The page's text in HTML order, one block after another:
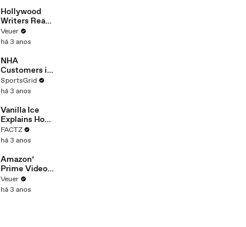
Hollywood
Writers Reach
‘Tentative
Agreement’
After 146 Day
Strike
Veuer
há 3 anos
NHA
Customers in
Limbo as
Company
Potential
Merger
SportsGrid
há 3 anos
Vanilla Ice
Explains How
the 90’s
Shaped
FACTZ
há 3 anos
Amazon’
Prime Video
Will Show
Commercials
Veuer
há 3 anos